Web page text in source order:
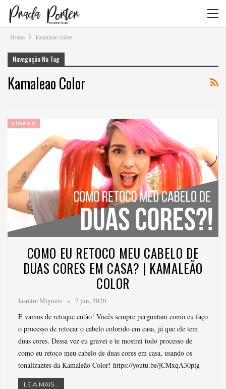
Home kamaleao color
Navegação Na Tag
Kamaleao Color
VÍDEOS
COMO EU RETOCO MEU CABELO DE
DUAS CORES EM CASA? | KAMALEÃO
COLOR
Iasmim Migueis 7 jun, 2020
E vamos de retoque então! Vocês sempre perguntam como eu faço
o processo de retocar o cabelo colorido em casa, já que ele tem
duas cores. Dessa vez eu gravei e te mostrei todo processo de
como eu retoco meu cabelo de duas cores em casa, usando os
tonalizantes da Kamaleão Color! https://youtu.be/jCMxqA30pig
LEIA MAIS...